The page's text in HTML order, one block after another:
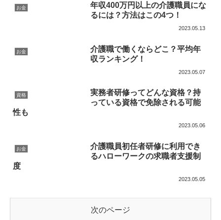
お金
年収400万円以上の介護職員にな
るには？方法はこの4つ！
2023.05.13
お金
介護職で働くならどこ？平均年
収ランキング！
2023.05.07
資格
実務者研修ってどんな資格？持
っている資格で免除される可能
性も
2023.05.06
お金
介護職員初任者研修に利用でき
るハローワークの求職者支援制
度
2023.05.05
次のページ